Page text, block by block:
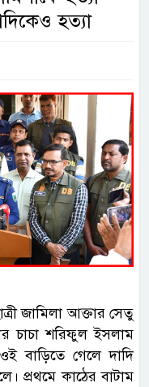
হত্যা
জামিলা আক্তার সেতু
চাচা শরিফুল ইসলাম
বাড়িতে গেলে দাদি
প্রথমে কাঠের বাটাম